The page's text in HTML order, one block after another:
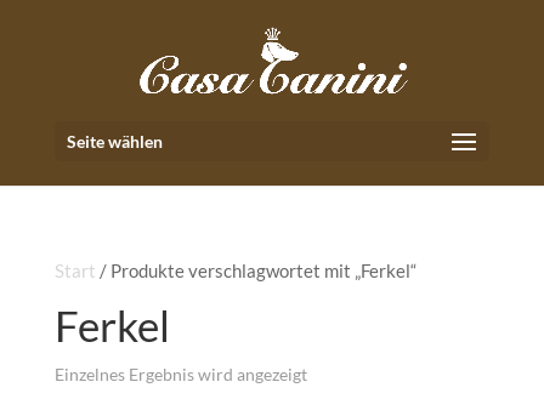
Seite wählen
Start / Produkte verschlagwortet mit „Ferkel“
Ferkel
Einzelnes Ergebnis wird angezeigt